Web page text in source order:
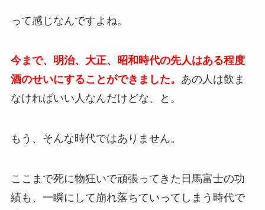
って感じなんですよね。
今まで、明治、大正、昭和時代の先人はある程度
酒のせいにすることができました。 あの人は飲ま
なければいい人なんだけどな、と。
もう、そんな時代ではありません。
ここまで死に物狂いで頑張ってきた日馬富士の功
績も、一瞬にして崩れ落ちていってしまう時代で